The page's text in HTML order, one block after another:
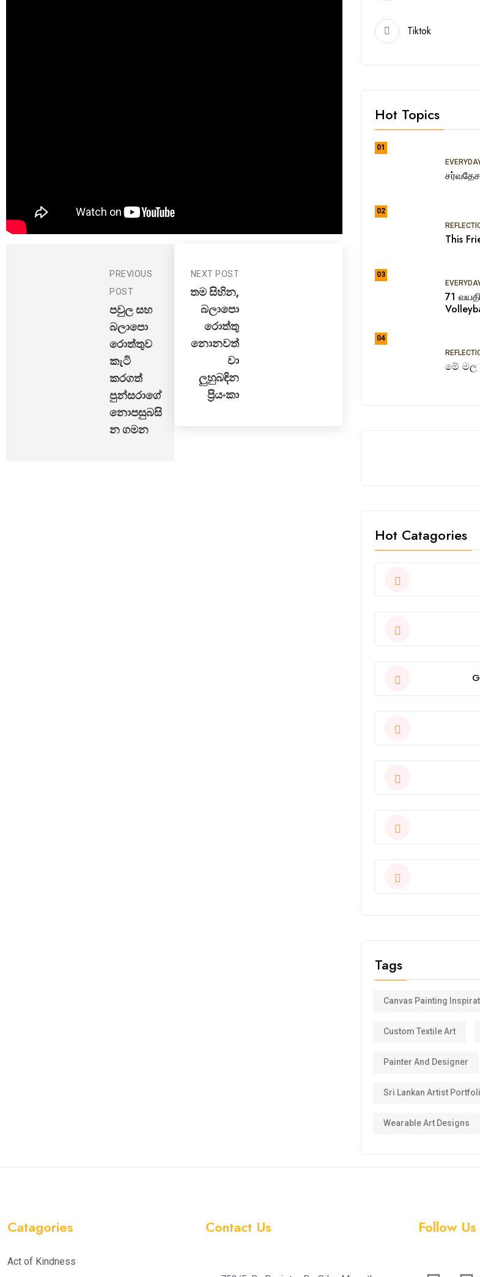
PREVIOUS
POST
පවුල සහ
බලාපො
රොත්තුව
කැටි
කරගත්
පුන්සරාගේ
නොපසුබසි
න ගමන
NEXT POST
තම සිහින,
බලාපො
රොත්තු
නොනවත්
වා
ලුහුබඳින
ප්‍රියංකා
Tiktok
Hot Topics
01
02
This
03
71
04
මේ මල
Hot Catagories
Tags
Canvas Painting
Custom Textile Art
Painter And Designer
Sri Lankan Artist
Wearable Art Designs
Catagories
Act of Kindness
Contact Us Follow Us